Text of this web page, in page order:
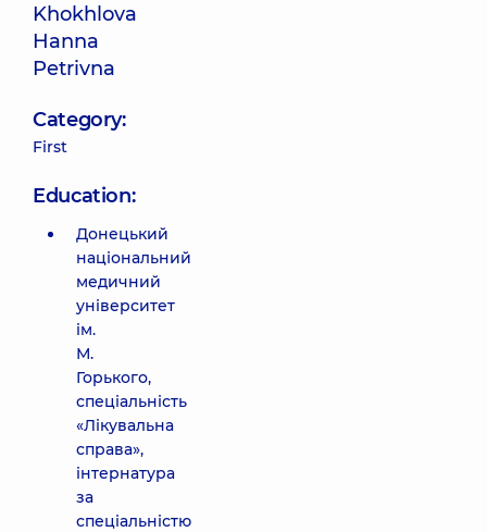
Khokhlova
Hanna
Petrivna
Category:
First
Education:
Донецький
національний
медичний
університет
ім.
М.
Горького,
спеціальність
«Лікувальна
справа»,
інтернатура
за
спеціальністю